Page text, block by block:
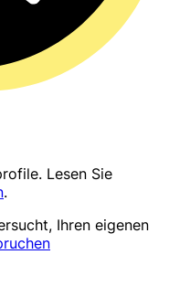
. Lesen Sie
.
Ihren eigenen